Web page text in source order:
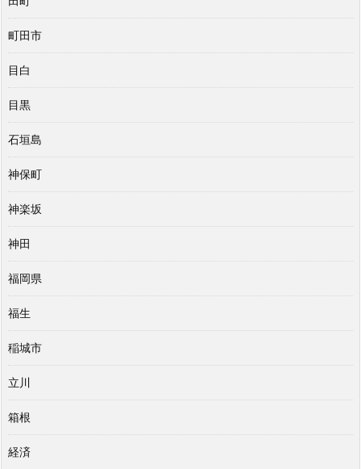
町田市
目白
目黒
石垣島
神保町
神楽坂
神田
福岡県
福生
稲城市
立川
箱根
経済